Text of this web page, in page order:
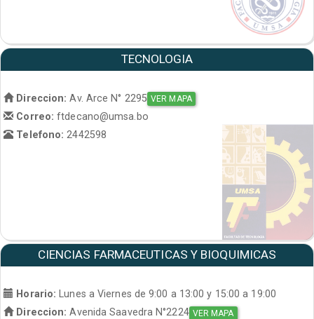
TECNOLOGIA
Direccion: Av. Arce N° 2295 VER MAPA
Correo:ftdecano@umsa.bo
Telefono: 2442598
CIENCIAS FARMACEUTICAS Y BIOQUIMICAS
Horario: Lunes a Viernes de 9:00 a 13:00 y 15:00 a 19:00
Direccion: Avenida Saavedra N°2224 VER MAPA